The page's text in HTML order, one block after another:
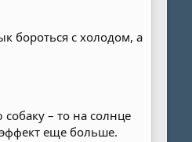
бороться с холодом, а
– то на солнце
еще больше.